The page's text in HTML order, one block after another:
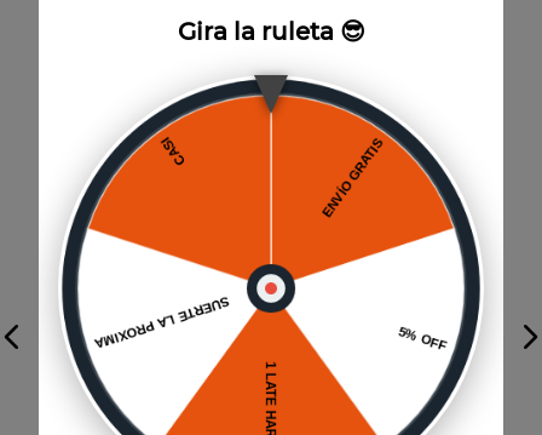
Vista previa
Gira la ruleta 😎